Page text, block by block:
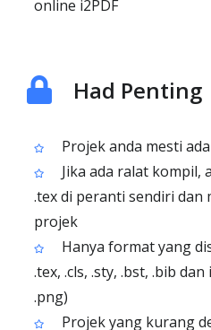
online i2PDF
Had Penting
Projek anda mesti
Jika ada ralat kompil,
.tex di peranti sendiri dan
projek
Hanya format yang
.tex, .cls, .sty, .bst, .bib dan
.png)
Projek yang kurang